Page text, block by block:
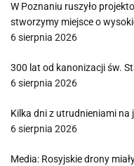
W Poznaniu ruszyło
stworzymy miejsce o
6 sierpnia 2026
300 lat od kanonizacji św.
6 sierpnia 2026
Kilka dni z utrudnieniami
6 sierpnia 2026
Media: Rosyjskie drony